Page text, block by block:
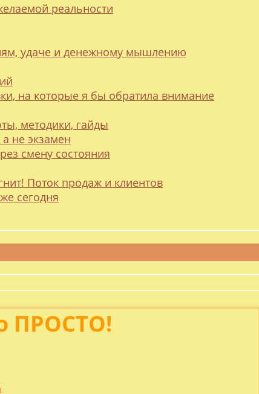
реальности
удаче и денежному мышлению
на которые я бы обратила внимание
методики, гайды
не экзамен
смену состояния
Поток продаж и клиентов
сегодня
ПРОСТО!